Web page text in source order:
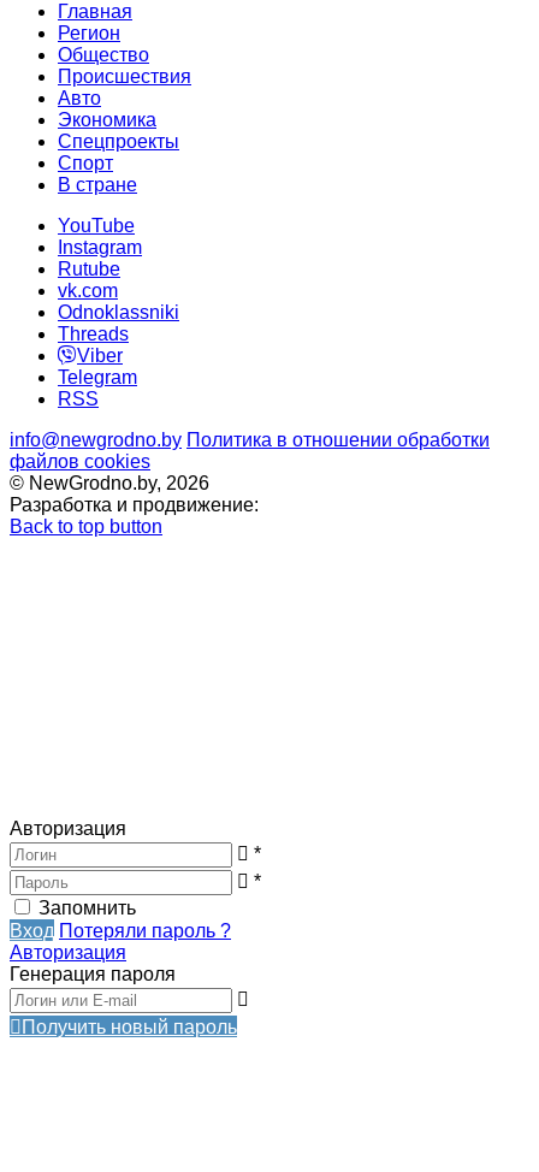
Главная
Регион
Общество
Происшествия
Авто
Экономика
Спецпроекты
Cпорт
В стране
YouTube
Instagram
Rutube
vk.com
Odnoklassniki
Threads
Viber
Telegram
RSS
info@newgrodno.by Политика в отношении обработки
файлов cookies
© NewGrodno.by, 2026
Разработка и продвижение:
Back to top button
Авторизация
*
*
Запомнить
Вход Потеряли пароль ?
Авторизация
Генерация пароля
Получить новый пароль